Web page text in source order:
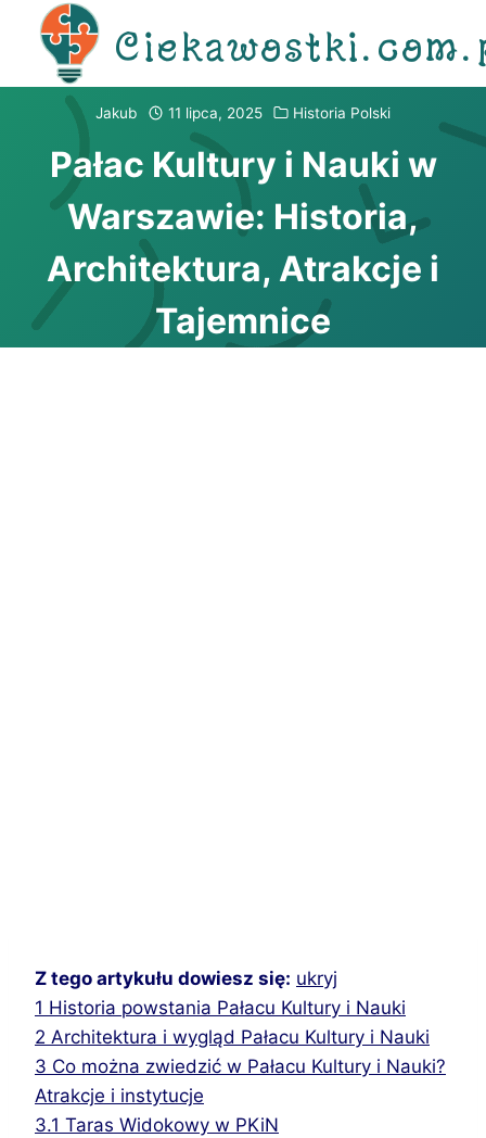
Przejdź
Jakub 11 lipca, 2025 Historia Polski
Pałac Kultury i Nauki w
Warszawie: Historia,
Architektura, Atrakcje i
Tajemnice
Z tego artykułu dowiesz się: ukryj
1 Historia powstania Pałacu Kultury i Nauki
2 Architektura i wygląd Pałacu Kultury i Nauki
3 Co można zwiedzić w Pałacu Kultury i Nauki?
Atrakcje i instytucje
3.1 Taras Widokowy w PKiN